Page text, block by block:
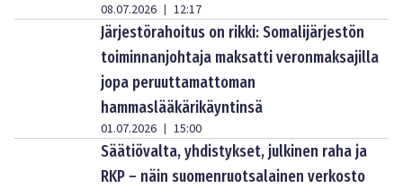
08.07.2026 | 12:17
Järjestörahoitus on rikki: Somalijärjestön
toiminnanjohtaja maksatti veronmaksajilla
jopa peruuttamattoman
hammaslääkärikäyntinsä
01.07.2026 | 15:00
Säätiövalta, yhdistykset, julkinen raha ja
RKP – näin suomenruotsalainen verkosto